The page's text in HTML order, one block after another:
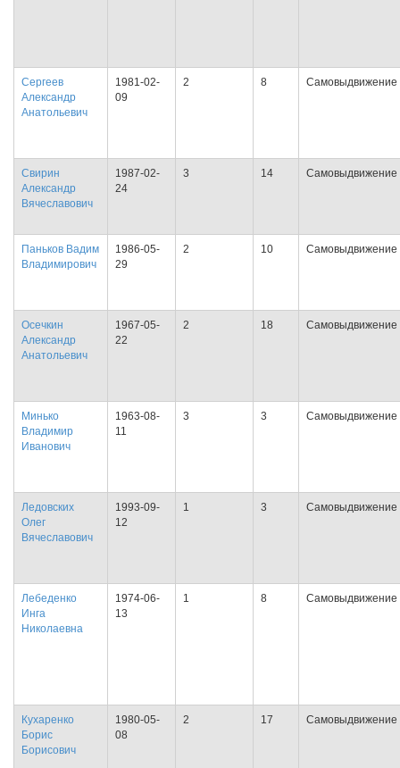
Сергеев
Александр
Анатольевич
1981-02-
09
2 8 Самовыдвижение
Свирин
Александр
Вячеславович
1987-02-
24
3 14 Самовыдвижение
Паньков Вадим
Владимирович
1986-05-
29
2 10 Самовыдвижение
Осечкин
Александр
Анатольевич
1967-05-
22
2 18 Самовыдвижение
Минько
Владимир
Иванович
1963-08-
11
3 3 Самовыдвижение
Ледовских
Олег
Вячеславович
1993-09-
12
1 3 Самовыдвижение
Лебеденко
Инга
Николаевна
1974-06-
13
1 8 Самовыдвижение
Кухаренко
Борис
Борисович
1980-05-
08
2 17 Самовыдвижение